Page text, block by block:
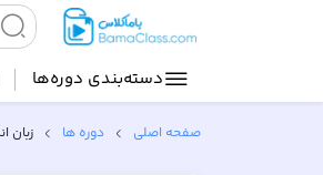
دسته‌بندی‌ دوره‌ها
صفحه اصلی دوره ها زبان